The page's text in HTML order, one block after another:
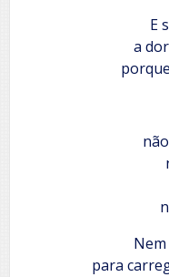
E
a
para